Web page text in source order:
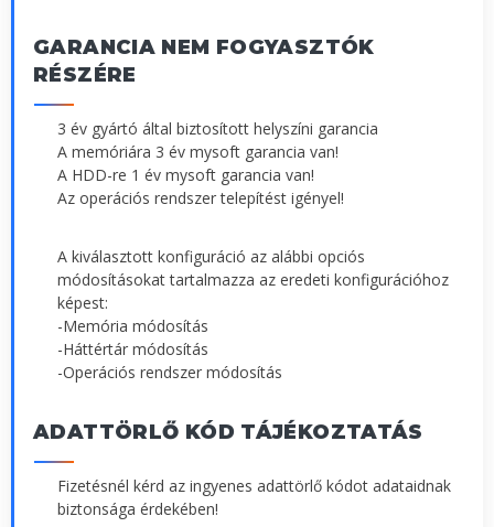
GARANCIA NEM FOGYASZTÓK
RÉSZÉRE
3 év gyártó által biztosított helyszíni garancia
A memóriára 3 év mysoft garancia van!
A HDD-re 1 év mysoft garancia van!
Az operációs rendszer telepítést igényel!
A kiválasztott konfiguráció az alábbi opciós
módosításokat tartalmazza az eredeti konfigurációhoz
képest:
-Memória módosítás
-Háttértár módosítás
-Operációs rendszer módosítás
ADATTÖRLŐ KÓD TÁJÉKOZTATÁS
Fizetésnél kérd az ingyenes adattörlő kódot adataidnak
biztonsága érdekében!